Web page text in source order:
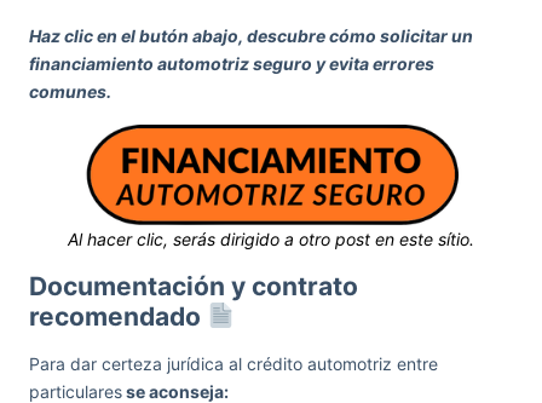
Haz clic en el butón abajo, descubre cómo solicitar un
financiamiento automotriz seguro y evita errores
comunes.
Al hacer clic, serás dirigido a otro post en este sítio.
Documentación y contrato
recomendado
Para dar certeza jurídica al crédito automotriz entre
particularesse aconseja: